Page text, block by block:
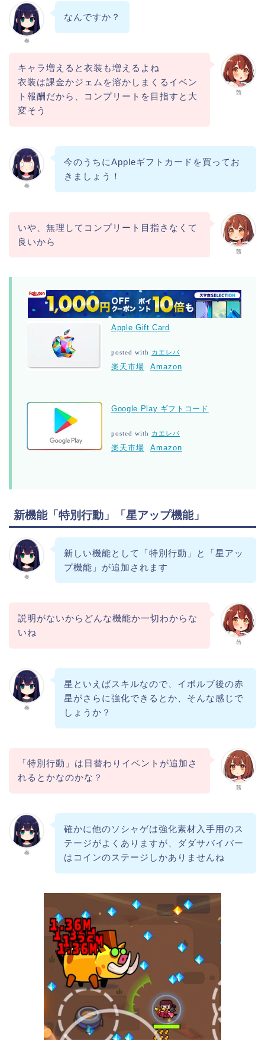
奏
なんですか？
茜
キャラ増えると衣装も増えるよね
衣装は課金かジェムを溶かしまくるイベン
ト報酬だから、コンプリートを目指すと大
変そう
奏
今のうちにAppleギフトカードを買ってお
きましょう！
茜
いや、無理してコンプリート目指さなくて
良いから
Apple Gift Card
posted with カエレバ
楽天市場 Amazon
Google Play ギフトコード
posted with カエレバ
楽天市場 Amazon
新機能「特別行動」「星アップ機能」
奏
新しい機能として「特別行動」と「星アッ
プ機能」が追加されます
茜
説明がないからどんな機能か一切わからな
いね
奏
星といえばスキルなので、イボルブ後の赤
星がさらに強化できるとか、そんな感じで
しょうか？
茜
「特別行動」は日替わりイベントが追加さ
れるとかなのかな？
奏
確かに他のソシャゲは強化素材入手用のス
テージがよくありますが、ダダサバイバー
はコインのステージしかありませんね